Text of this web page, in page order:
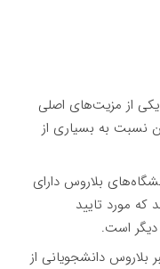
یکی از مزیت‌های اصلی
نسبت به بسیاری از
بلاروس دارای
مورد تایید
است.
بلاروس دانشجویانی از